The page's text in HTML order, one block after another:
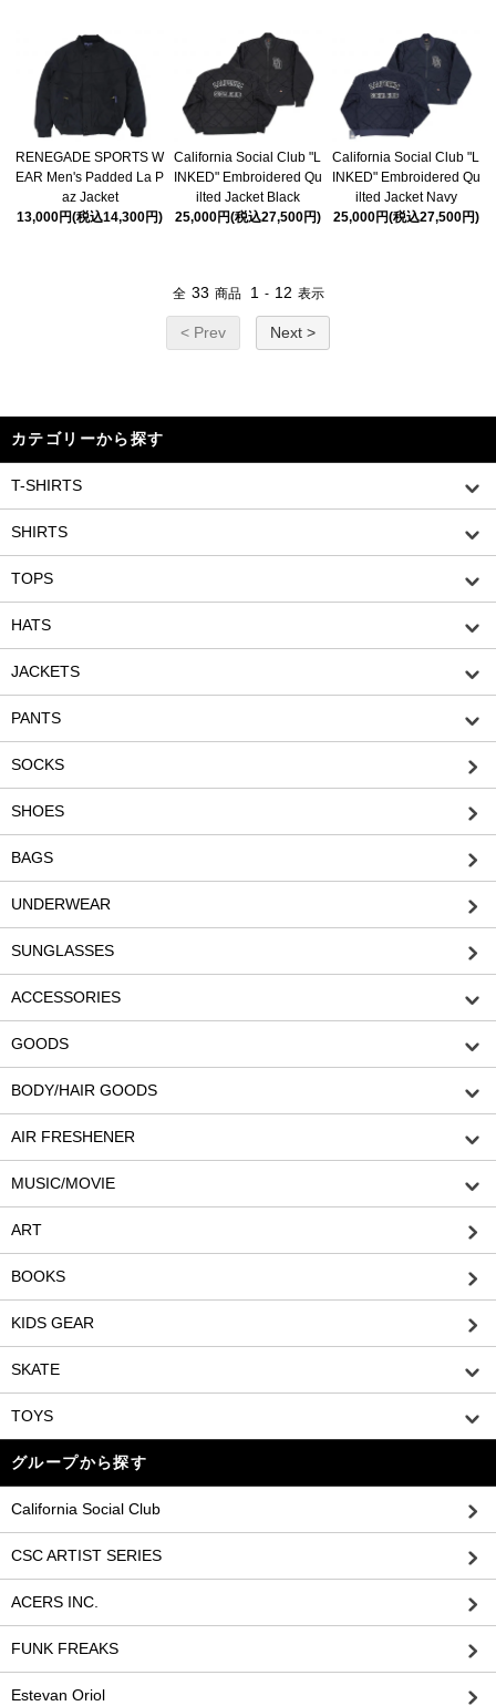
RENEGADE SPORTS W
EAR Men's Padded La P
az Jacket
13,000円(税込14,300円)
California Social Club "L
INKED" Embroidered Qu
ilted Jacket Black
25,000円(税込27,500円)
California Social Club "L
INKED" Embroidered Qu
ilted Jacket Navy
25,000円(税込27,500円)
全 33 商品 1 - 12 表示
< Prev Next >
カテゴリーから探す
T-SHIRTS
SHIRTS
TOPS
HATS
JACKETS
PANTS
SOCKS
SHOES
BAGS
UNDERWEAR
SUNGLASSES
ACCESSORIES
GOODS
BODY/HAIR GOODS
AIR FRESHENER
MUSIC/MOVIE
ART
BOOKS
KIDS GEAR
SKATE
TOYS
グループから探す
California Social Club
CSC ARTIST SERIES
ACERS INC.
FUNK FREAKS
Estevan Oriol